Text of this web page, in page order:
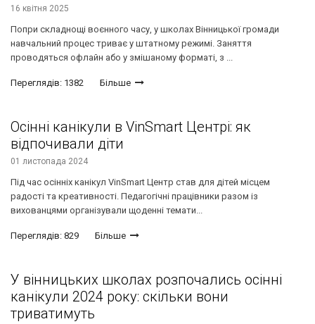
16 квітня 2025
Попри складнощі воєнного часу, у школах Вінницької громади
навчальний процес триває у штатному режимі. Заняття
проводяться офлайн або у змішаному форматі, з ...
Переглядів: 1382 Більше
Осінні канікули в VinSmart Центрі: як
відпочивали діти
01 листопада 2024
Під час осінніх канікул VinSmart Центр став для дітей місцем
радості та креативності. Педагогічні працівники разом із
вихованцями організували щоденні темати...
Переглядів: 829 Більше
У вінницьких школах розпочались осінні
канікули 2024 року: скільки вони
триватимуть